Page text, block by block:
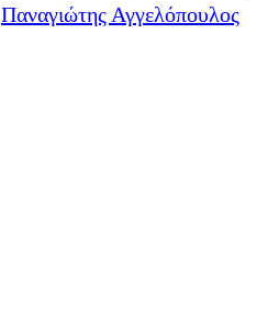
Παναγιώτης Αγγελόπουλος